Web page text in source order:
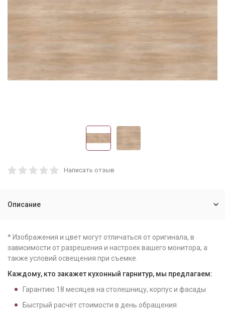
Написать отзыв
Описание
* Изображения и цвет могут отличаться от оригинала, в
зависимости от разрешения и настроек вашего монитора, а
также условий освещения при съемке.
Каждому, кто закажет кухонный гарнитур, мы предлагаем:
Гарантию 18 месяцев на столешницу, корпус и фасады
Быстрый расчёт стоимости в день обращения